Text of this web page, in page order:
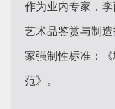
作为业内专家，
艺术品鉴赏与制
家强制性标准：
范》。